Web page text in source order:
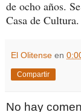
de ocho años.
Casa de Cultura.
El Olitense en
Compartir
No hay